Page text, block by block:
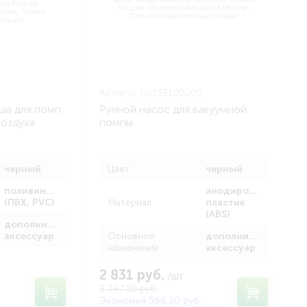
для помп
черный
поливинилхлорид
(ПВХ, PVC)
дополнительный
аксессуар
Ручной насос для вакуумной
помпы
Цвет черный
Материал
анодированный
пластик
(ABS)
Основное
назначение
дополнительный
аксессуар
2 831 руб. /шт
3 397.20 руб.
Экономия 566.20 руб.